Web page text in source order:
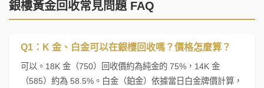
銀樓黃金回收常見問題 FAQ
Q1：K 金、白金可以在銀樓回收嗎？價格怎麼算？
可以。18K 金（750）回收價約為純金的 75%，14K 金
（585）約為 58.5%。白金（鉑金）依據當日白金牌價計算，